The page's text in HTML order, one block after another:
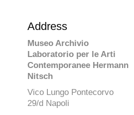
Address
Museo Archivio
Laboratorio per le Arti
Contemporanee Hermann
Nitsch
Vico Lungo Pontecorvo
29/d Napoli